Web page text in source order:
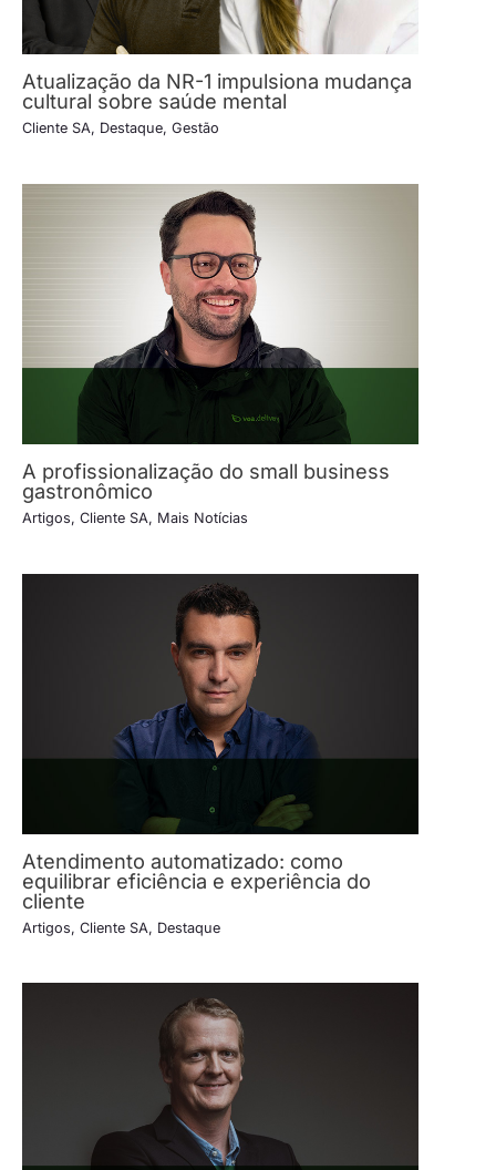
Atualização da NR-1 impulsiona mudança
cultural sobre saúde mental
Cliente SA, Destaque, Gestão
A profissionalização do small business
gastronômico
Artigos, Cliente SA, Mais Notícias
Atendimento automatizado: como
equilibrar eficiência e experiência do
cliente
Artigos, Cliente SA, Destaque